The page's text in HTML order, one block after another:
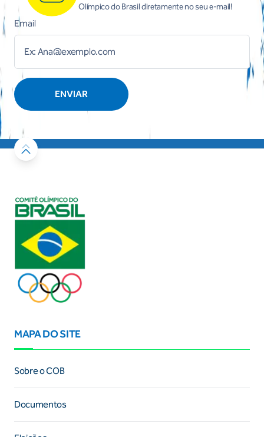
Olímpico do Brasil diretamente no seu e-mail!
Email
ENVIAR
MAPA DO SITE
Sobre o COB
Documentos